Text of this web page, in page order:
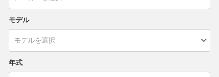
モデル
年式